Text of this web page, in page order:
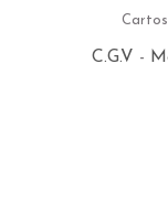
C.G.V -